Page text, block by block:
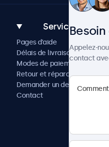
Service client
Pages d’aide
Délais de livraison
Modes de paiement
Retour et réparation
Demander un devis
Contact
Appelez-
contact